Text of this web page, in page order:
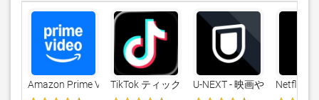
Amazon Prime VideoTikTok ティックトックU-NEXT - 映画やドラマ、
Netflix